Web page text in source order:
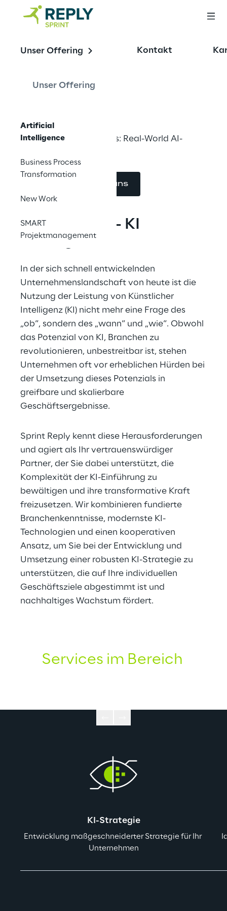
Unser Offering
Unser Offering
Artificial
Intelligence
Business Process
Transformation
New Work
SMART
Projektmanagement
Kontakt
Artificial
Intelligence
Jenseits von Buzzwords: Real-World AI-
Kontaktieren Sie uns
Sprint Reply – KI
Lösungen
In der sich schnell entwickelnden
Unternehmenslandschaft von heute ist die
Nutzung der Leistung von Künstlicher
Intelligenz (KI) nicht mehr eine Frage des
„ob“, sondern des „wann“ und „wie“. Obwohl
das Potenzial von KI, Branchen zu
revolutionieren, unbestreitbar ist, stehen
Unternehmen oft vor erheblichen Hürden bei
der Umsetzung dieses Potenzials in
greifbare und skalierbare
Geschäftsergebnisse.
Sprint Reply kennt diese Herausforderungen
und agiert als Ihr vertrauenswürdiger
Partner, der Sie dabei unterstützt, die
Komplexität der KI-Einführung zu
bewältigen und ihre transformative Kraft
freizusetzen. Wir kombinieren fundierte
Branchenkenntnisse, modernste KI-
Technologien und einen kooperativen
Ansatz, um Sie bei der Entwicklung und
Umsetzung einer robusten KI-Strategie zu
unterstützen, die auf Ihre individuellen
Geschäftsziele abgestimmt ist und
nachhaltiges Wachstum fördert.
Services im Bereich
KI-Strategie
Entwicklung maßgeschneiderter Strategie für Ihr
Unternehmen